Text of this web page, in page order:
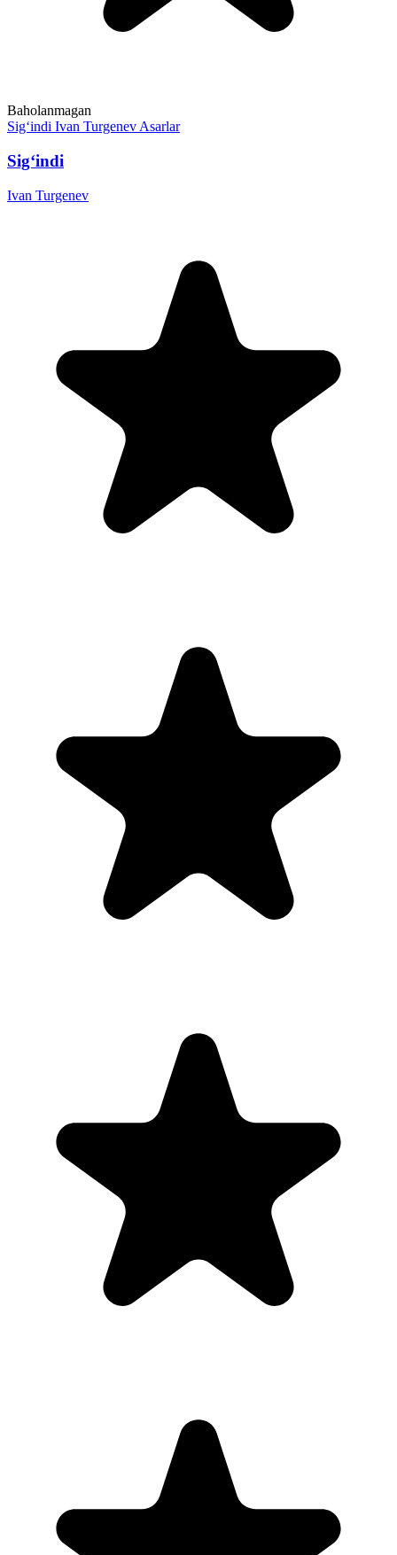
Baholanmagan
Sig‘indi Ivan Turgenev Asarlar
Sig‘indi
Ivan Turgenev